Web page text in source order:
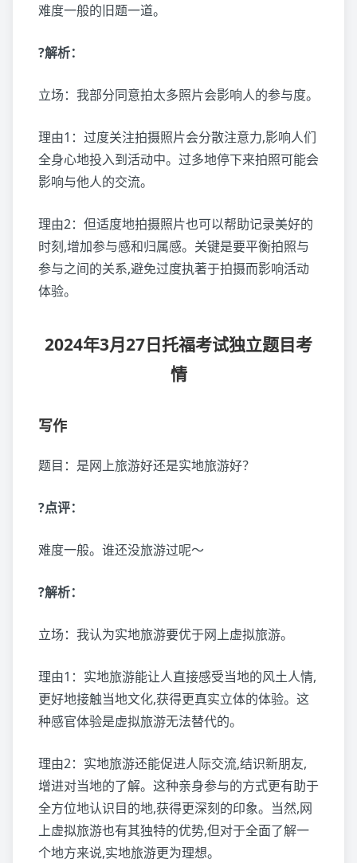
难度一般的旧题一道。
?解析：
立场：我部分同意拍太多照片会影响人的参与度。
理由1：过度关注拍摄照片会分散注意力,影响人们
全身心地投入到活动中。过多地停下来拍照可能会
影响与他人的交流。
理由2：但适度地拍摄照片也可以帮助记录美好的
时刻,增加参与感和归属感。关键是要平衡拍照与
参与之间的关系,避免过度执著于拍摄而影响活动
体验。
2024年3月27日托福考试独立题目考
情
写作
题目：是网上旅游好还是实地旅游好？
?点评：
难度一般。谁还没旅游过呢～
?解析：
立场：我认为实地旅游要优于网上虚拟旅游。
理由1：实地旅游能让人直接感受当地的风土人情,
更好地接触当地文化,获得更真实立体的体验。这
种感官体验是虚拟旅游无法替代的。
理由2：实地旅游还能促进人际交流,结识新朋友,
增进对当地的了解。这种亲身参与的方式更有助于
全方位地认识目的地,获得更深刻的印象。当然,网
上虚拟旅游也有其独特的优势,但对于全面了解一
个地方来说,实地旅游更为理想。